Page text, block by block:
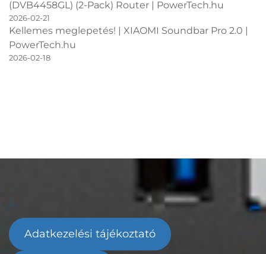
(DVB4458GL) (2-Pack) Router | PowerTech.hu
2026-02-21
Kellemes meglepetés! | XIAOMI Soundbar Pro 2.0 |
PowerTech.hu
2026-02-18
Adatkezelési tájékoztató